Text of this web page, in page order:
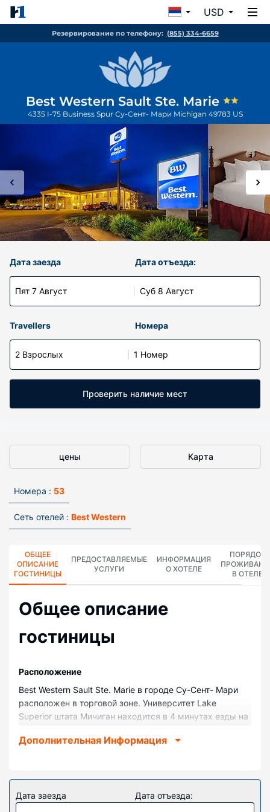
USD
Резервирование по телефону: (855) 334-6659
Best Western Sault Ste. Marie
4335 I-75 Business Spur Су-Сент- Мари Michigan 49783 US
Дата заезда
Пят 7 Август
Дата отъезда:
Суб 8 Август
Travellers Номера
2 Взрослых 1 Номер
Проверить наличие мест
цены Карта
Номера : 53
Сеть отелей : Best Western
ОБЩЕЕ
ОПИСАНИЕ
ГОСТИНИЦЫ
ПРЕДОСТАВЛЯЕМЫЕ
УСЛУГИ
ИНФОРМАЦИЯ
О ХОТЕЛЕ
ПОРЯДОК
В ОТЕЛЕ
Общее описание
гостиницы
Pасположение
Best Western Sault Ste. Marie в городе Су-Сент- Мари
расположен в торговой зоне. Университет Lake
Superior штата Мичиган находится в 4 минутах езды на
Отель — вариант с прекрасным расположением:
Почувствуйте себя как дома в одном из 53 номеров,
Дополнительная Информация
Дата заезда Дата отъезда: